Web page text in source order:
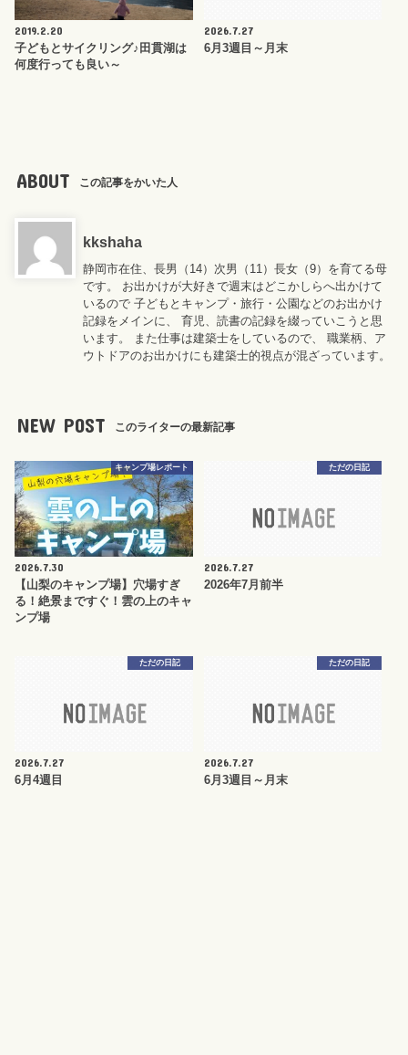
2019.2.20
子どもとサイクリング♪田貫湖は
何度行っても良い～
2026.7.27
6月3週目～月末
ABOUT この記事をかいた人
kkshaha
静岡市在住、長男（14）次男（11）長女（9）を育てる母
です。 お出かけが大好きで週末はどこかしらへ出かけて
いるので 子どもとキャンプ・旅行・公園などのお出かけ
記録をメインに、 育児、読書の記録を綴っていこうと思
います。 また仕事は建築士をしているので、 職業柄、ア
ウトドアのお出かけにも建築士的視点が混ざっています。
NEW POST このライターの最新記事
キャンプ場レポート
2026.7.30
【山梨のキャンプ場】穴場すぎ
る！絶景まですぐ！雲の上のキャ
ンプ場
ただの日記
2026.7.27
2026年7月前半
ただの日記
2026.7.27
6月4週目
ただの日記
2026.7.27
6月3週目～月末